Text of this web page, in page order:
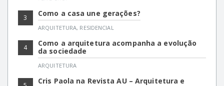
3 Como a casa une gerações?
ARQUITETURA, RESIDENCIAL
4
Como a arquitetura acompanha a evolução
da sociedade
ARQUITETURA
Cris Paola na Revista AU – Arquitetura e